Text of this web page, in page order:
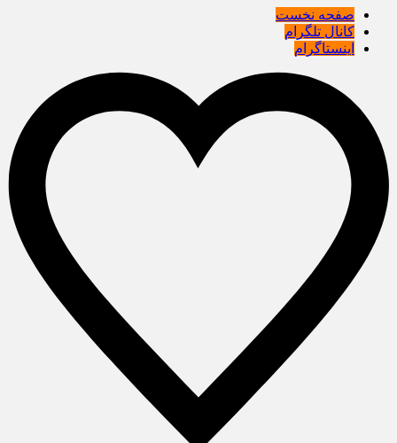
صفحه نخست
کانال تلگرام
اینستاگرام